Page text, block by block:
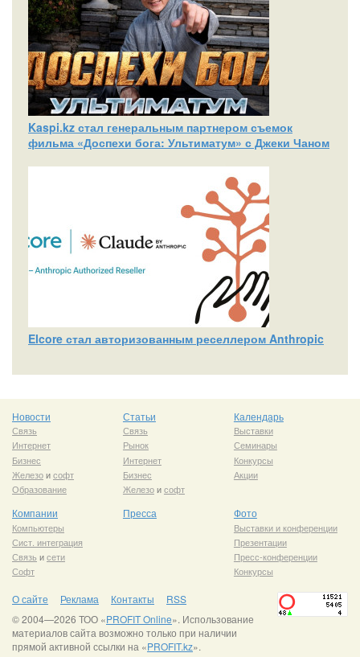
Kaspi.kz стал генеральным партнером съемок
фильма «Доспехи бога: Ультиматум» с Джеки Чаном
Elcore стал авторизованным реселлером Anthropic
Новости
Связь
Интернет
Бизнес
Железоисофт
Образование
Статьи
Связь
Рынок
Интернет
Бизнес
Железоисофт
Календарь
Выставки
Семинары
Конкурсы
Акции
Компании
Компьютеры
Сист. интеграция
Связь исети
Софт
Пресса Фото
Выставки и конференции
Презентации
Пресс-конференции
Конкурсы
О сайте Реклама Контакты
RSS
© 2004—2026 ТОО «PROFIT Online». Использование
материалов сайта возможно только при наличии
прямой активной ссылки на «PROFIT.kz».